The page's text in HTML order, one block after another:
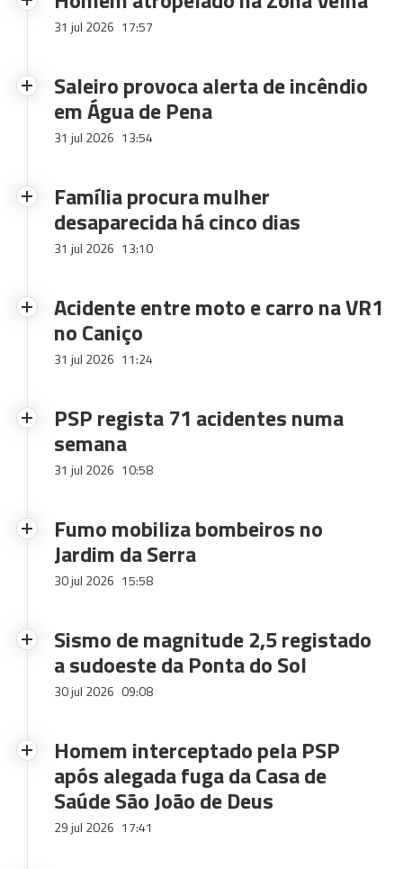
31 jul 2026 17:57
Saleiro provoca alerta de incêndio
em Água de Pena
31 jul 2026 13:54
Família procura mulher
desaparecida há cinco dias
31 jul 2026 13:10
Acidente entre moto e carro na VR1
no Caniço
31 jul 2026 11:24
PSP regista 71 acidentes numa
semana
31 jul 2026 10:58
Fumo mobiliza bombeiros no
Jardim da Serra
30 jul 2026 15:58
Sismo de magnitude 2,5 registado
a sudoeste da Ponta do Sol
30 jul 2026 09:08
Homem interceptado pela PSP
após alegada fuga da Casa de
Saúde São João de Deus
29 jul 2026 17:41